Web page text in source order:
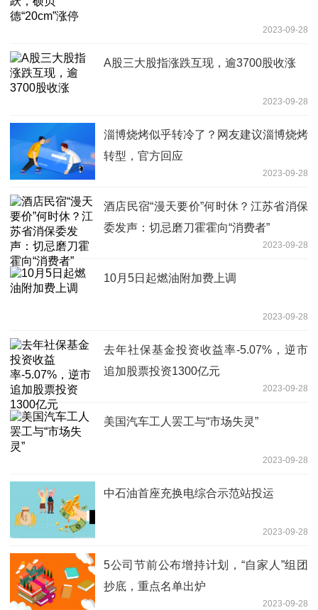
2023-09-28
A股三大股指涨跌互现，逾3700股收涨
2023-09-28
淄博烧烤似乎转冷了？网友建议淄博烧烤
转型，官方回应
2023-09-28
酒店民宿“漫天要价”何时休？江苏省消保
委发声：切忌磨刀霍霍向“消费者”
2023-09-28
10月5日起燃油附加费上调
2023-09-28
去年社保基金投资收益率-5.07%，逆市
追加股票投资1300亿元
2023-09-28
美国汽车工人罢工与“市场失灵”
2023-09-28
中石油首座充换电综合示范站投运
2023-09-28
5公司节前公布增持计划，“自家人”组团
抄底，重点名单出炉
2023-09-28